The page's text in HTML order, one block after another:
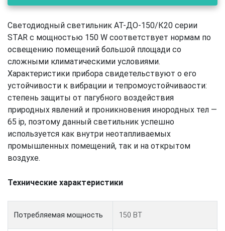
Светодиодный светильник АТ-ДО-150/К20 серии
STAR с мощностью 150 W соответствует нормам по
освещению помещений большой площади со
сложными климатическими условиями.
Характеристики прибора свидетельствуют о его
устойчивости к вибрации и тепромоустойчиваости:
степень защиты от пагубного воздействия
природных явлений и проникновения инородных тел —
65 ip, поэтому данный светильник успешно
используется как внутри неотапливаемых
промышленных помещений, так и на открытом
воздухе.
Технические характеристики
Потребляемая мощность 150 ВТ